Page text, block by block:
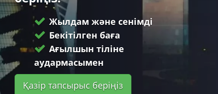
Жылдам және сенімді
Бекітілген баға
Ағылшын тіліне
аудармасымен
Қазір тапсырыс беріңіз